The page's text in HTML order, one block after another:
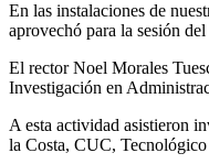
En las instalaciones de
aprovechó para la sesión
El rector Noel Morales
Investigación en
A esta actividad asistieron
la Costa, CUC,